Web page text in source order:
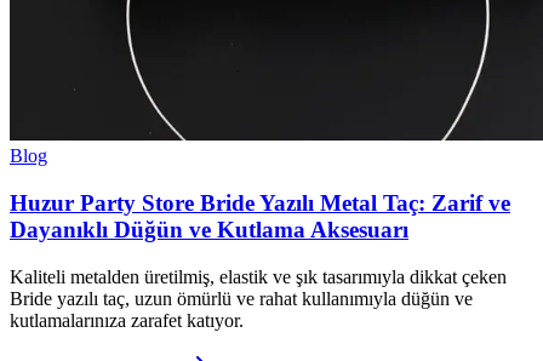
Blog
Huzur Party Store Bride Yazılı Metal Taç: Zarif ve
Dayanıklı Düğün ve Kutlama Aksesuarı
Kaliteli metalden üretilmiş, elastik ve şık tasarımıyla dikkat çeken
Bride yazılı taç, uzun ömürlü ve rahat kullanımıyla düğün ve
kutlamalarınıza zarafet katıyor.